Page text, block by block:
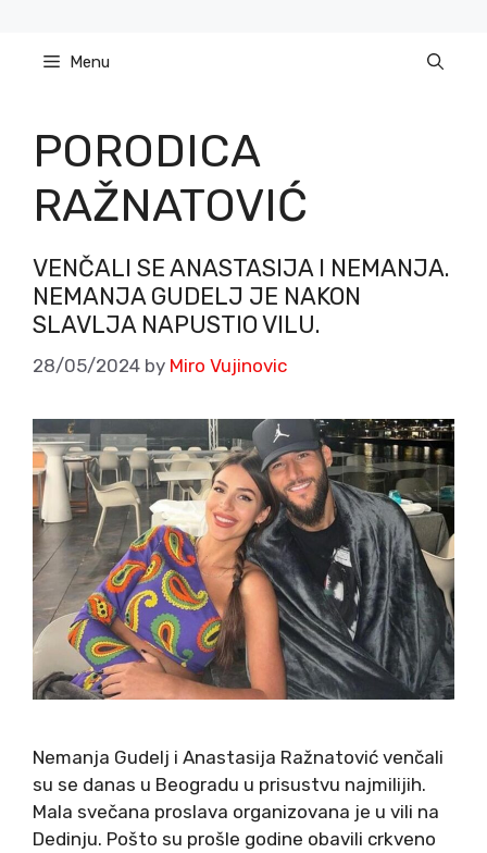
content Menu
PORODICA
RAŽNATOVIĆ
VENČALI SE ANASTASIJA I NEMANJA.
NEMANJA GUDELJ JE NAKON
SLAVLJA NAPUSTIO VILU.
28/05/2024 by Miro Vujinovic
Nemanja Gudelj i Anastasija Ražnatović venčali
su se danas u Beogradu u prisustvu najmilijih.
Mala svečana proslava organizovana je u vili na
Dedinju. Pošto su prošle godine obavili crkveno